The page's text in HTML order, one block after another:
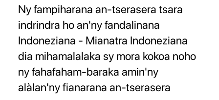
Ny fampiharana an-tserasera tsara
indrindra ho an'ny fandalinana
Indoneziana - Mianatra Indoneziana
dia mihamalalaka sy mora kokoa noho
ny fahafaham-baraka amin'ny
alàlan'ny fianarana an-tserasera